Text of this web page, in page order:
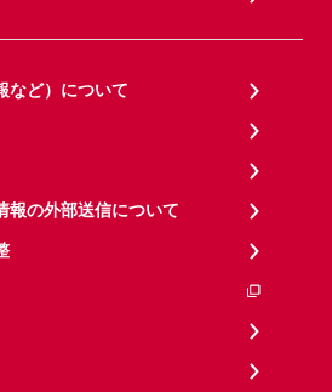
など）について
報の外部送信について